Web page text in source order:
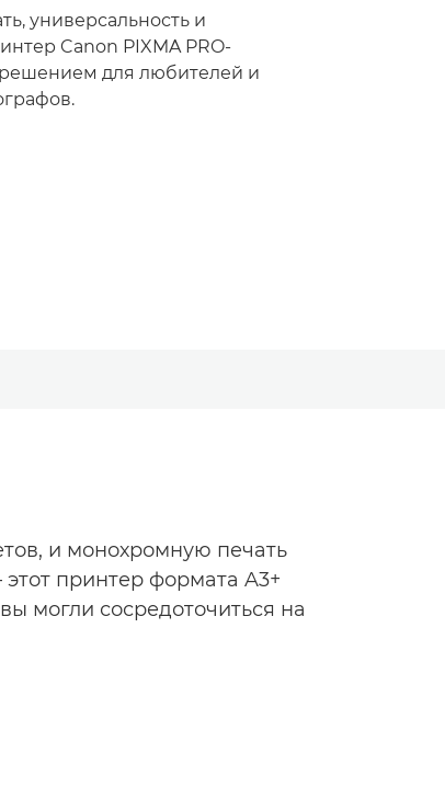
универсальность и
Canon PIXMA PRO-
для любителей и
и монохромную печать
принтер формата A3+
могли сосредоточиться на